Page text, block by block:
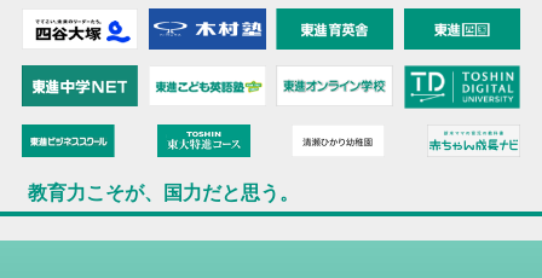
教育力こそが、国力だと思う。